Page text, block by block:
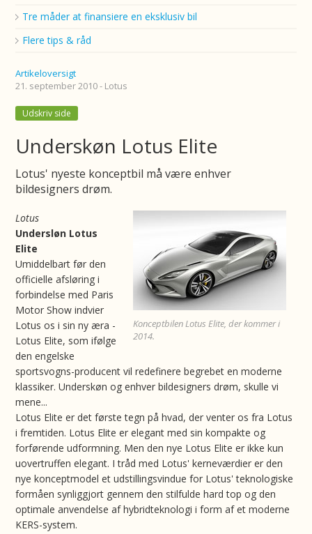
Tre måder at finansiere en eksklusiv bil
Flere tips & råd
Artikeloversigt
21. september 2010 - Lotus
Udskriv side
Underskøn Lotus Elite
Lotus' nyeste konceptbil må være enhver
bildesigners drøm.
Konceptbilen Lotus Elite, der kommer i
2014.
Lotus
Undersløn Lotus
Elite
Umiddelbart før den
officielle afsløring i
forbindelse med Paris
Motor Show indvier
Lotus os i sin ny æra -
Lotus Elite, som ifølge
den engelske
sportsvogns-producent vil redefinere begrebet en moderne
klassiker. Underskøn og enhver bildesigners drøm, skulle vi
mene...
Lotus Elite er det første tegn på hvad, der venter os fra Lotus
i fremtiden. Lotus Elite er elegant med sin kompakte og
forførende udformning. Men den nye Lotus Elite er ikke kun
uovertruffen elegant. I tråd med Lotus' kerneværdier er den
nye konceptmodel et udstillingsvindue for Lotus' teknologiske
formåen synliggjort gennem den stilfulde hard top og den
optimale anvendelse af hybridteknologi i form af et moderne
KERS-system.